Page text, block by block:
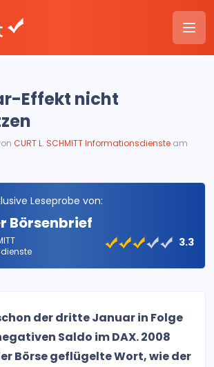
Effekt nicht
CURT L. SCHMITT Informationsdienste am
Leseprobe von:
Börsenbrief
3.3
der dritte Januar in Folge
Saldo im DAX. 2008
Börse geflügelte Wort, wie der